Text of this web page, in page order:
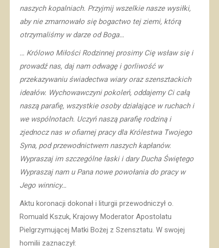
naszych kopalniach. Przyjmij wszelkie nasze wysiłki,
aby nie zmarnowało się bogactwo tej ziemi, którą
otrzymaliśmy w darze od Boga…
… Królowo Miłości Rodzinnej prosimy Cię wsław się i
prowadź nas, daj nam odwagę i gorliwość w
przekazywaniu świadectwa wiary oraz szensztackich
ideałów. Wychowawczyni pokoleń, oddajemy Ci całą
naszą parafię, wszystkie osoby działające w ruchach i
we wspólnotach. Uczyń naszą parafię rodziną i
zjednocz nas w ofiarnej pracy dla Królestwa Twojego
Syna, pod przewodnictwem naszych kapłanów.
Wypraszaj im szczególne łaski i dary Ducha Świętego
Wypraszaj nam u Pana nowe powołania do pracy w
Jego winnicy…
Aktu koronacji dokonał i liturgii przewodniczył o.
Romuald Kszuk, Krajowy Moderator Apostolatu
Pielgrzymującej Matki Bożej z Szensztatu. W swojej
homilii zaznaczył: